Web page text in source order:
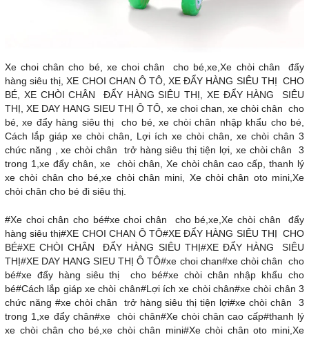
Xe choi chân cho bé, xe choi chân cho bé,xe,Xe chòi chân đẩy
hàng siêu thị, XE CHOI CHAN Ô TÔ, XE ĐẨY HÀNG SIÊU THỊ CHO
BÉ, XE CHÒI CHÂN ĐẨY HÀNG SIÊU THỊ, XE ĐẨY HÀNG SIÊU
THỊ, XE DAY HANG SIEU THỊ Ô TÔ, xe choi chan, xe chòi chân cho
bé, xe đẩy hàng siêu thị cho bé, xe chòi chân nhập khẩu cho bé,
Cách lắp giáp xe chòi chân, Lợi ích xe chòi chân, xe chòi chân 3
chức năng , xe chòi chân trở hàng siêu thị tiện lợi, xe chòi chân 3
trong 1,xe đẩy chân, xe chòi chân, Xe chòi chân cao cấp, thanh lý
xe chòi chân cho bé,xe chòi chân mini, Xe chòi chân oto mini,Xe
chòi chân cho bé đi siêu thị.
#Xe choi chân cho bé#xe choi chân cho bé,xe,Xe chòi chân đẩy
hàng siêu thị#XE CHOI CHAN Ô TÔ#XE ĐẨY HÀNG SIÊU THỊ CHO
BÉ#XE CHÒI CHÂN ĐẨY HÀNG SIÊU THỊ#XE ĐẨY HÀNG SIÊU
THỊ#XE DAY HANG SIEU THỊ Ô TÔ#xe choi chan#xe chòi chân cho
bé#xe đẩy hàng siêu thị cho bé#xe chòi chân nhập khẩu cho
bé#Cách lắp giáp xe chòi chân#Lợi ích xe chòi chân#xe chòi chân 3
chức năng #xe chòi chân trở hàng siêu thị tiện lợi#xe chòi chân 3
trong 1,xe đẩy chân#xe chòi chân#Xe chòi chân cao cấp#thanh lý
xe chòi chân cho bé,xe chòi chân mini#Xe chòi chân oto mini,Xe